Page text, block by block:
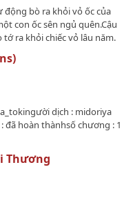
động bò ra khỏi vỏ ốc của
con ốc sên ngủ quên.Cậu
tớ ra khỏi chiếc vỏ lâu năm.
dịch : midoriya
đã hoàn thànhsố chương : 1
works/11021931cặp
x Ousaka Sougoartist :
được đưa vào hoạt
cáo về chủ đề đám cưới
Thương